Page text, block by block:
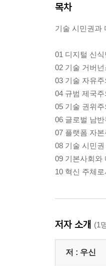
목차
기술 시민권과
01 디지털 신식
02 기술 거버
03 기술 자유
04 규범 제국
05 기술 권위
06 글로벌 남
07 플랫폼 자
08 기술 시민권
09 기본사회와
10 혁신 주체
저자 소개 (1
저 : 우신